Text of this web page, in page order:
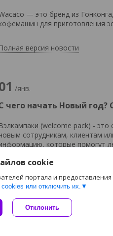
— это бренд из
для приготовления
Полная версия новости
/янв.
чего начать Новый год?
Вэлкампаки (welcome pack) -
сотрудникам, клиентам
которые помогут
обычно содержат
версия новости
cookie
портала и
или отключить их.
Отклонить